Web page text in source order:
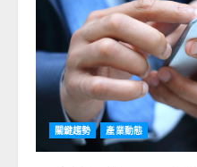
關鍵趨勢 產業動態